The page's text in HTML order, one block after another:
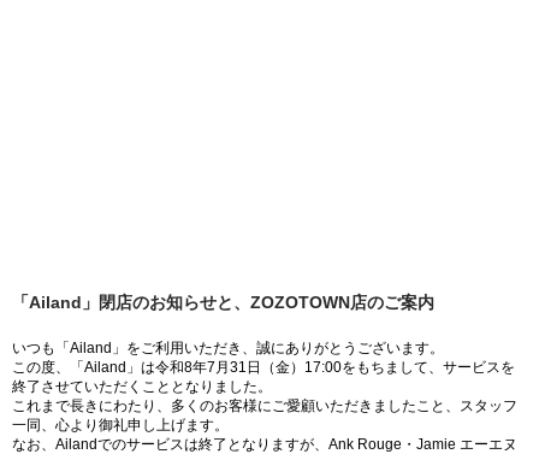
「Ailand」閉店のお知らせと、ZOZOTOWN店のご案内
いつも「Ailand」をご利用いただき、誠にありがとうございます。
この度、「Ailand」は令和8年7月31日（金）17:00をもちまして、サービスを
終了させていただくこととなりました。
これまで長きにわたり、多くのお客様にご愛顧いただきましたこと、スタッフ
一同、心より御礼申し上げます。
なお、Ailandでのサービスは終了となりますが、Ank Rouge・Jamie エーエヌ